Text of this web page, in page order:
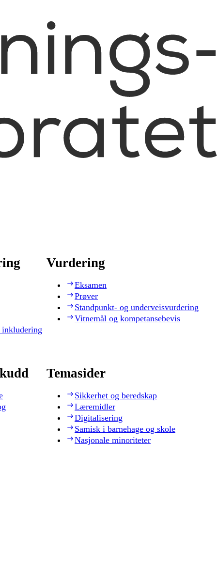
Vurdering
Eksamen
Prøver
Standpunkt- og underveisvurdering
Vitnemål og kompetansebevis
Temasider
Sikkerhet og beredskap
Læremidler
Digitalisering
Samisk i barnehage og skole
Nasjonale minoriteter